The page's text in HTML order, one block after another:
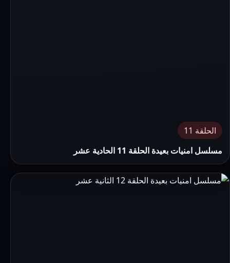
الحلقة 11
مسلسل امنيات بعيدة الحلقة 11 الحادية عشر